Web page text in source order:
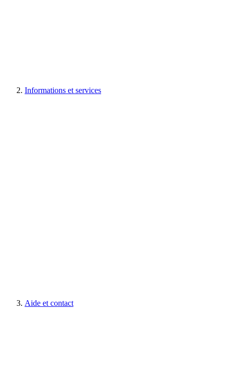
Informations et services
Aide et contact